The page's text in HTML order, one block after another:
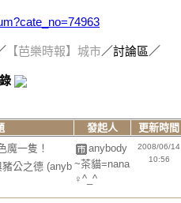
【芭樂時報】城市／討論區／
發起人 更新時間
魔一隻！
豬公之德 (anyb
anybody
~茶貓=nana
♀^_^
2008/06/14
10:56